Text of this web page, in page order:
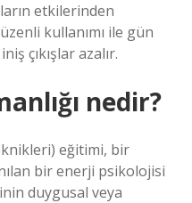
etkilerinden
kullanımı ile gün
çıkışlar azalır.
nedir?
eğitimi, bir
bir enerji psikolojisi
duygusal veya